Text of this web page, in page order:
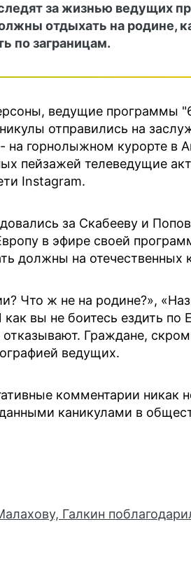
за жизнью ведущих
отдыхать на родине,
по заграницам.
ведущие программы
отправились на
на горнолыжном курорте в
пейзажей телеведущие
Instagram.
за Скабееву и
в эфире своей
должны на отечественных
Что ж не на родине?»,
вы не боитесь ездить
Граждане,
ведущих.
комментарии никак
каникулами в
Галкин